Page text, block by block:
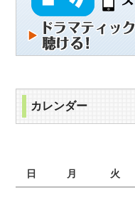
カレンダー
日
月 火